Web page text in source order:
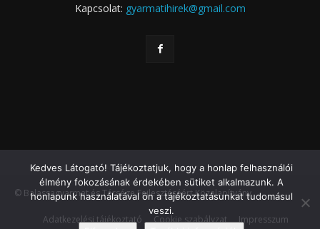
Kapcsolat: gyarmatihirek@gmail.com
© Balassagyarmat és Térsége Fejlesztéséért Közalapítvány
Adatkezelési tájékoztató Cookie szabályzat Impresszum
Kedves Látogató! Tájékoztatjuk, hogy a honlap felhasználói
élmény fokozásának érdekében sütiket alkalmazunk. A
honlapunk használatával ön a tájékoztatásunkat tudomásul
veszi.